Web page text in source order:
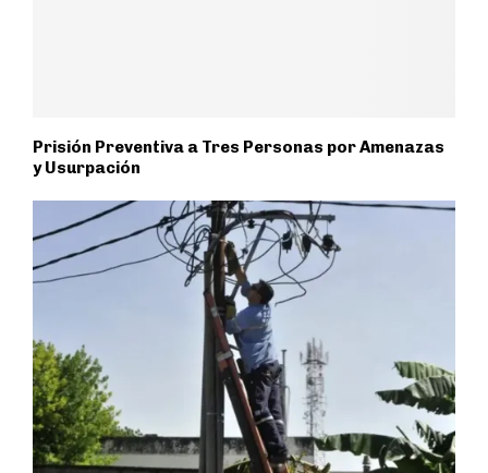
Prisión Preventiva a Tres Personas por Amenazas
y Usurpación